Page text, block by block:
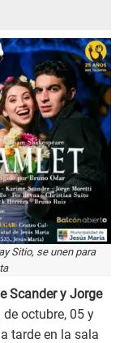
Sitio, se unen para
Scander y Jorge
octubre, 05 y
tarde en la sala